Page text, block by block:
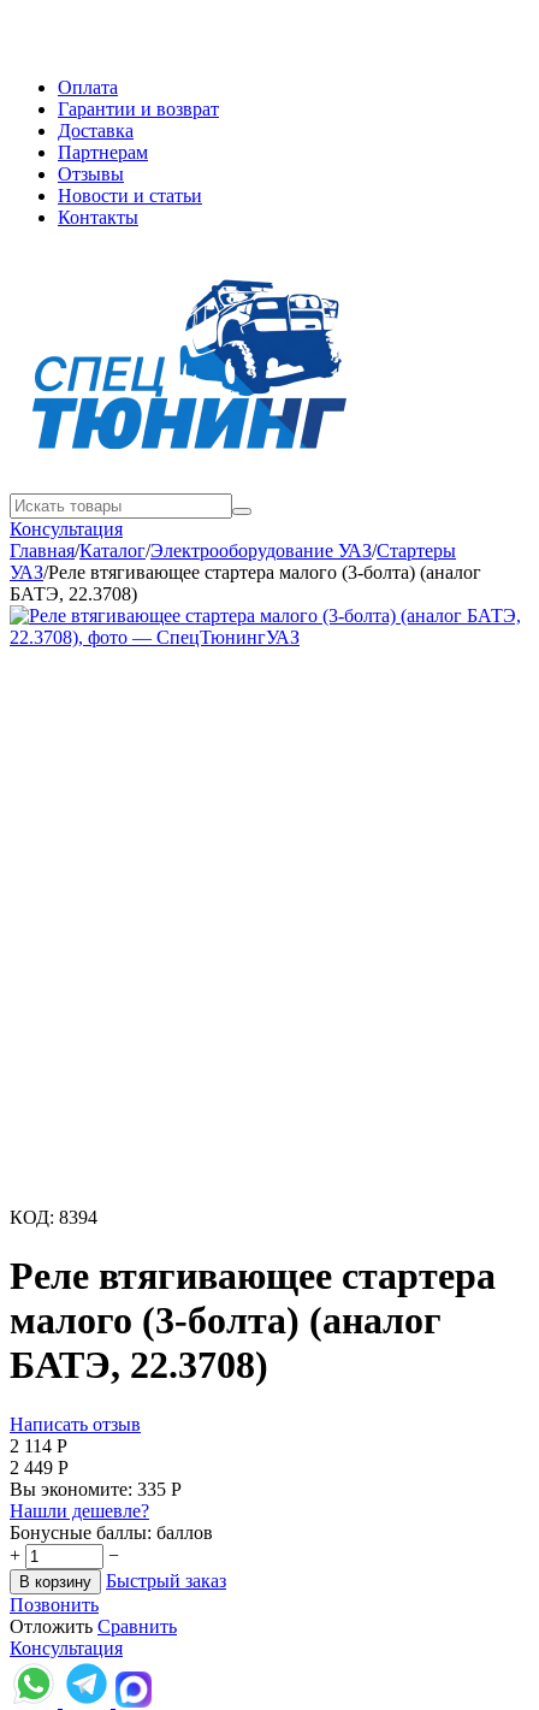
Оплата
Гарантии и возврат
Доставка
Партнерам
Отзывы
Новости и статьи
Контакты
Консультация
Главная/Каталог/Электрооборудование УАЗ/Стартеры
УАЗ/Реле втягивающее стартера малого (3-болта) (аналог
БАТЭ, 22.3708)
КОД: 8394
Реле втягивающее стартера
малого (3-болта) (аналог
БАТЭ, 22.3708)
Написать отзыв
2 114 Р
2 449 Р
Вы экономите: 335 Р
Нашли дешевле?
Бонусные баллы: баллов
+
−
В корзину
Быстрый заказ
Позвонить
Отложить Сравнить
Консультация